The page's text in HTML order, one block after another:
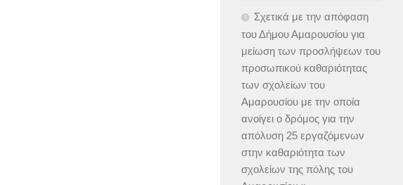
Σχετικά με την απόφαση
του Δήμου Αμαρουσίου για
μείωση των προσλήψεων του
προσωπικού καθαριότητας
των σχολείων του
Αμαρουσίου με την οποία
ανοίγει ο δρόμος για την
απόλυση 25 εργαζόμενων
στην καθαριότητα των
σχολείων της πόλης του